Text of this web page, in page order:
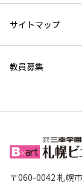
サイトマップ
教員募集
〒060-0042 札幌